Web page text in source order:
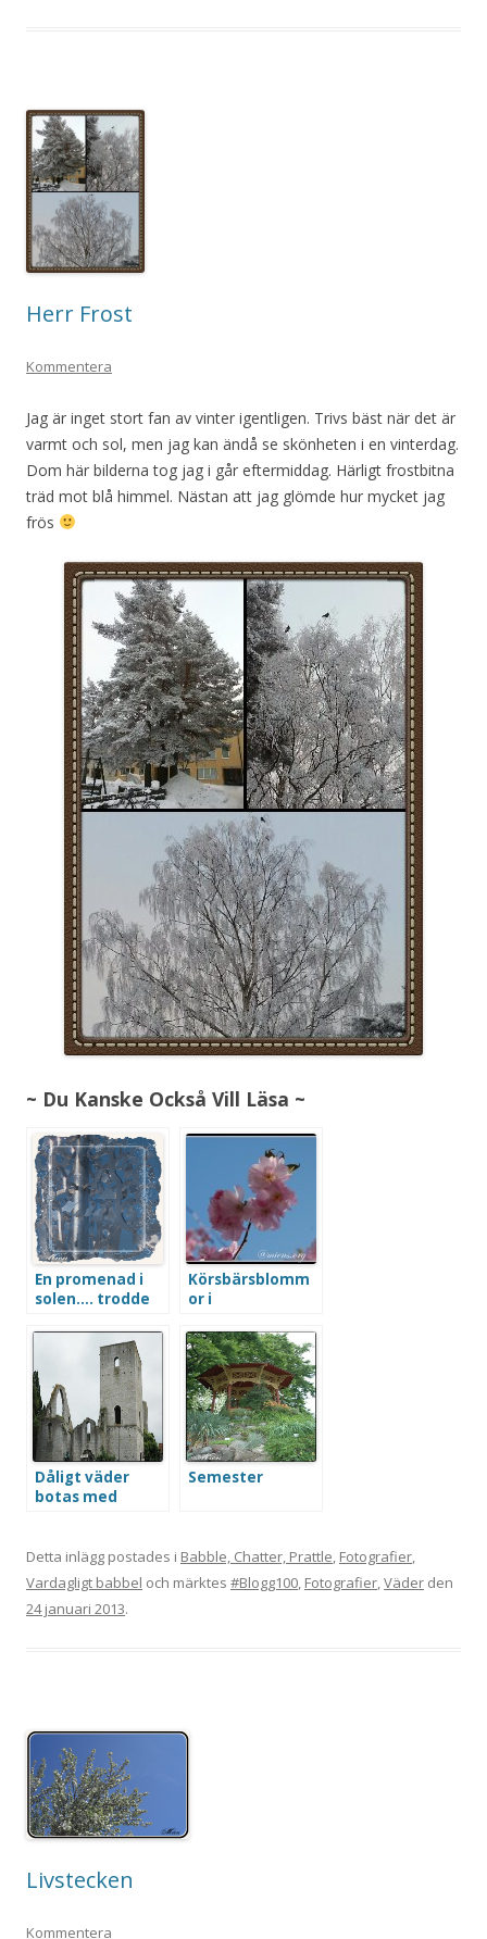
Herr Frost
Kommentera
Jag är inget stort fan av vinter igentligen. Trivs bäst när det är
varmt och sol, men jag kan ändå se skönheten i en vinterdag.
Dom här bilderna tog jag i går eftermiddag. Härligt frostbitna
träd mot blå himmel. Nästan att jag glömde hur mycket jag
frös
~ Du Kanske Också Vill Läsa ~
En promenad i
solen…. trodde
Körsbärsblomm
or i
n
Dåligt väder
botas med
Semester
Detta inlägg postades i Babble, Chatter, Prattle, Fotografier,
Vardagligt babbel och märktes #Blogg100, Fotografier,Väder den
24 januari 2013.
Livstecken
Kommentera